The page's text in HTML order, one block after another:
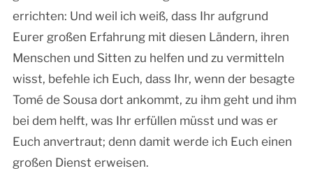
errichten: Und weil ich weiß, dass Ihr aufgrund
Eurer großen Erfahrung mit diesen Ländern, ihren
Menschen und Sitten zu helfen und zu vermitteln
wisst, befehle ich Euch, dass Ihr, wenn der besagte
Tomé de Sousa dort ankommt, zu ihm geht und ihm
bei dem helft, was Ihr erfüllen müsst und was er
Euch anvertraut; denn damit werde ich Euch einen
großen Dienst erweisen.